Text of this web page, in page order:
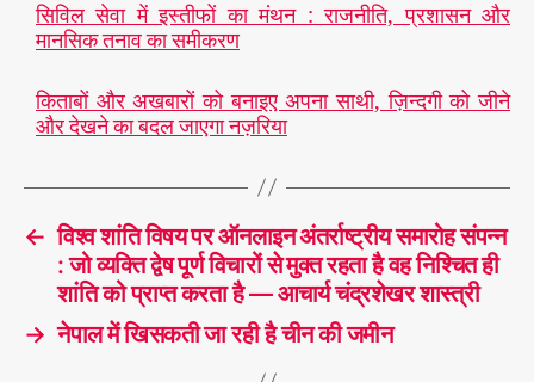
सिविल सेवा में इस्तीफों का मंथन : राजनीति, प्रशासन और
मानसिक तनाव का समीकरण
किताबों और अखबारों को बनाइए अपना साथी, ज़िन्दगी को जीने
और देखने का बदल जाएगा नज़रिया
← विश्व शांति विषय पर ऑनलाइन अंतर्राष्ट्रीय समारोह संपन्न
: जो व्यक्ति द्वेष पूर्ण विचारों से मुक्त रहता है वह निश्चित ही
शांति को प्राप्त करता है — आचार्य चंद्रशेखर शास्त्री
→ नेपाल में खिसकती जा रही है चीन की जमीन